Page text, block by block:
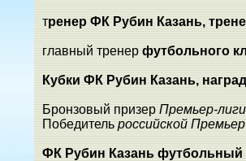
тренер ФК Рубин Казань,
главный тренер футбольного
Кубки ФК Рубин Казань,
Бронзовый призер Премьер-
Победитель российской
ФК Рубин Казань футбольный